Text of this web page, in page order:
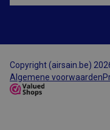
Copyright (airsain.be)
Algemene voorwaarden